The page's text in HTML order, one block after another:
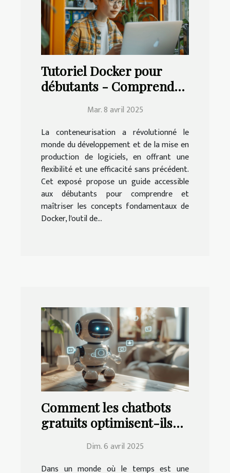
Tutoriel Docker pour
débutants - Comprendre
conteneurisation
Mar. 8 avril 2025
La conteneurisation a révolutionné le
monde du développement et de la mise en
production de logiciels, en offrant une
flexibilité et une efficacité sans précédent.
Cet exposé propose un guide accessible
aux débutants pour comprendre et
maîtriser les concepts fondamentaux de
Docker, l'outil de...
Comment les chatbots
gratuits optimisent-ils
quotidienne ?
Dim. 6 avril 2025
Dans un monde où le temps est une